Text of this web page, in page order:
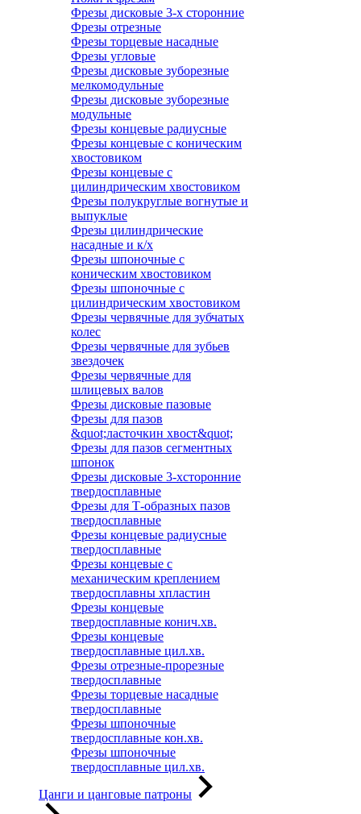
Фрезы дисковые 3-х сторонние
Фрезы отрезные
Фрезы торцевые насадные
Фрезы угловые
Фрезы дисковые зуборезные
мелкомодульные
Фрезы дисковые зуборезные
модульные
Фрезы концевые радиусные
Фрезы концевые с коническим
хвостовиком
Фрезы концевые с
цилиндрическим хвостовиком
Фрезы полукруглые вогнутые и
выпуклые
Фрезы цилиндрические
насадные и к/х
Фрезы шпоночные с
коническим хвостовиком
Фрезы шпоночные с
цилиндрическим хвостовиком
Фрезы червячные для зубчатых
колес
Фрезы червячные для зубьев
звездочек
Фрезы червячные для
шлицевых валов
Фрезы дисковые пазовые
Фрезы для пазов
&quot;ласточкин хвост&quot;
Фрезы для пазов сегментных
шпонок
Фрезы дисковые 3-хсторонние
твердосплавные
Фрезы для Т-образных пазов
твердосплавные
Фрезы концевые радиусные
твердосплавные
Фрезы концевые с
механическим креплением
твердосплавны хпластин
Фрезы концевые
твердосплавные конич.хв.
Фрезы концевые
твердосплавные цил.хв.
Фрезы отрезные-прорезные
твердосплавные
Фрезы торцевые насадные
твердосплавные
Фрезы шпоночные
твердосплавные кон.хв.
Фрезы шпоночные
твердосплавные цил.хв.
Цанги и цанговые патроны